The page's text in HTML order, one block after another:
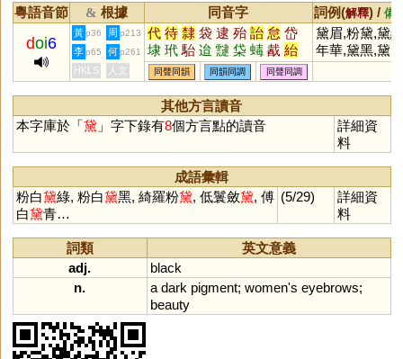
粵語音節 & 根據 同音字 詞例(解釋) / 備
doi6
黃 p36 周 p213 代 待 隸 袋 逮 殆 詒 怠 岱
埭 玳 駘 迨 靆 柋 蝳 酨 紿
祋
黛眉,粉黛,黛綠
年華,黛黑,黛
蛾,翠黛
李 p65 何 p261
HKLS 人文 同聲同韻 同韻同調 同聲同調
其他方言讀音
本字庫於「黛」字下錄有8個方言點的讀音
詳細資
料
成語彙輯
粉白黛綠, 粉白黛黑, 綺羅粉黛, 低鬟斂黛, 傅
白黛青…
(5/29)
詳細資
料
詞類
英文意義
adj.
black
n.
a dark pigment; women's eyebrows;
beauty